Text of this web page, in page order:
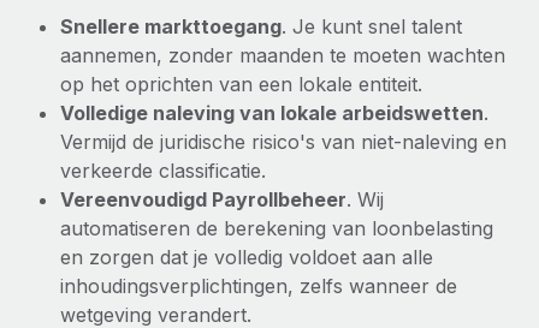
Snellere markttoegang. Je kunt snel talent
aannemen, zonder maanden te moeten wachten
op het oprichten van een lokale entiteit.
Volledige naleving van lokale arbeidswetten.
Vermijd de juridische risico's van niet-naleving en
verkeerde classificatie.
Vereenvoudigd Payrollbeheer. Wij
automatiseren de berekening van loonbelasting
en zorgen dat je volledig voldoet aan alle
inhoudingsverplichtingen, zelfs wanneer de
wetgeving verandert.